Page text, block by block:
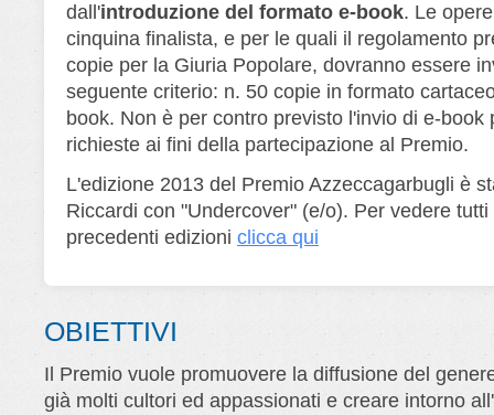
dall'introduzione del formato e-book. Le
cinquina finalista, e per le quali il regolamento
copie per la Giuria Popolare, dovranno essere
seguente criterio: n. 50 copie in formato
book. Non è per contro previsto l'invio di e-book
richieste ai fini della partecipazione al Premio.
L'edizione 2013 del Premio Azzeccagarbugli è
Riccardi con "Undercover" (e/o). Per vedere
precedenti edizioni clicca qui
OBIETTIVI
Il Premio vuole promuovere la diffusione del
già molti cultori ed appassionati e creare intorno